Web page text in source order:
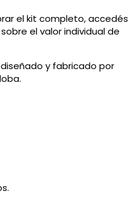
el kit completo, accedés
sobre el valor individual de
diseñado y fabricado por